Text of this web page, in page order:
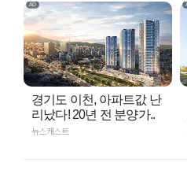
경기도 이천, 아파트값 난
리났다! 20년 전 분양가..
뉴스캐스트